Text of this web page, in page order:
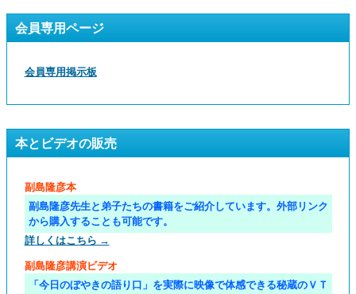
会員専用ページ
会員専用掲示板
本とビデオの販売
副島隆彦本
副島隆彦先生と弟子たちの書籍をご紹介しています。外部リンク
から購入することも可能です。
詳しくはこちら →
副島隆彦講演ビデオ
「今日のぼやきの語り口」を実際に映像で体感できる秘蔵のＶＴ